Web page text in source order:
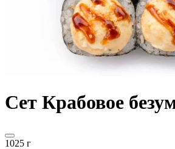
Сет Крабовое
1025 г